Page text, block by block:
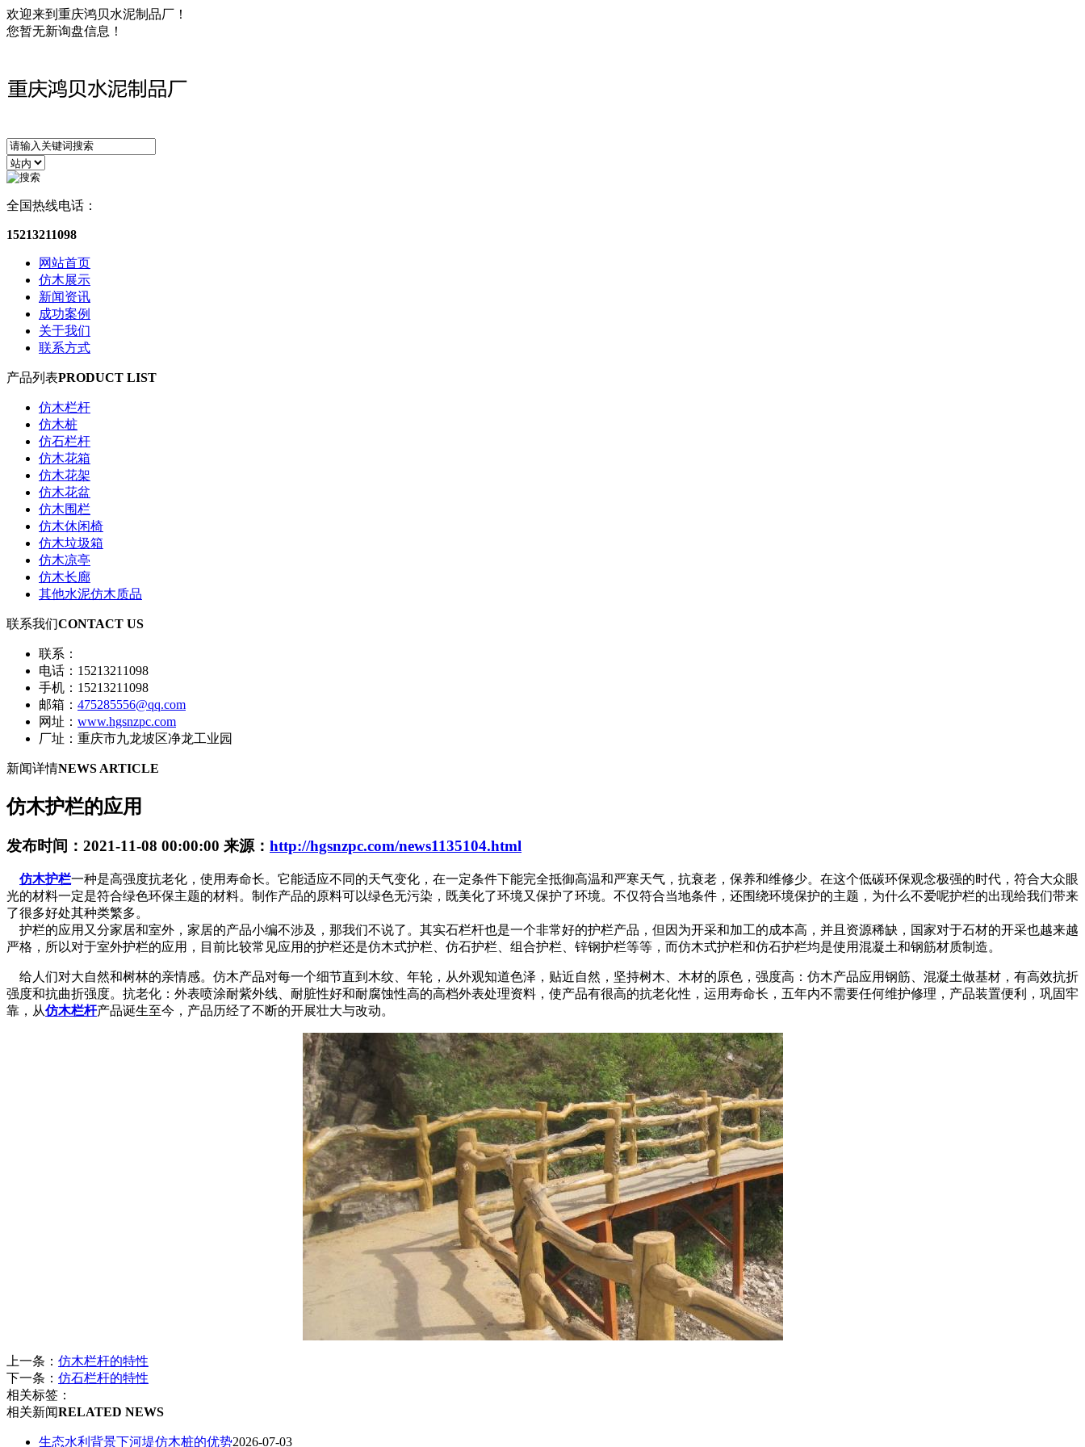
欢迎来到重庆鸿贝水泥制品厂！
您暂无新询盘信息！
全国热线电话：
15213211098
网站首页
仿木展示
新闻资讯
成功案例
关于我们
联系方式
产品列表PRODUCT LIST
仿木栏杆
仿木桩
仿石栏杆
仿木花箱
仿木花架
仿木花盆
仿木围栏
仿木休闲椅
仿木垃圾箱
仿木凉亭
仿木长廊
其他水泥仿木质品
联系我们CONTACT US
联系：
电话：15213211098
手机：15213211098
邮箱： 475285556@qq.com
网址： www.hgsnzpc.com
厂址：重庆市九龙坡区净龙工业园
新闻详情NEWS ARTICLE
仿木护栏的应用
发布时间：2021-11-08 00:00:00 来源： http://hgsnzpc.com/news1135104.html
仿木护栏一种是高强度抗老化，使用寿命长。它能适应不同的天气变化，在一定条件下能完全抵御高温和严寒天气，抗衰老，保养和维修少。在这个低碳环保观念极强的时代，符合大众眼
光的材料一定是符合绿色环保主题的材料。制作产品的原料可以绿色无污染，既美化了环境又保护了环境。不仅符合当地条件，还围绕环境保护的主题，为什么不爱呢护栏的出现给我们带来
了很多好处其种类繁多。
护栏的应用又分家居和室外，家居的产品小编不涉及，那我们不说了。其实石栏杆也是一个非常好的护栏产品，但因为开采和加工的成本高，并且资源稀缺，国家对于石材的开采也越来越
严格，所以对于室外护栏的应用，目前比较常见应用的护栏还是仿木式护栏、仿石护栏、组合护栏、锌钢护栏等等，而仿木式护栏和仿石护栏均是使用混凝土和钢筋材质制造。
给人们对大自然和树林的亲情感。仿木产品对每一个细节直到木纹、年轮，从外观知道色泽，贴近自然，坚持树木、木材的原色，强度高：仿木产品应用钢筋、混凝土做基材，有高效抗折
强度和抗曲折强度。抗老化：外表喷涂耐紫外线、耐脏性好和耐腐蚀性高的高档外表处理资料，使产品有很高的抗老化性，运用寿命长，五年内不需要任何维护修理，产品装置便利，巩固牢
靠，从仿木栏杆产品诞生至今，产品历经了不断的开展壮大与改动。
上一条： 仿木栏杆的特性
下一条： 仿石栏杆的特性
相关标签：
相关新闻RELATED NEWS
生态水利背景下河堤仿木桩的优势2026-07-03